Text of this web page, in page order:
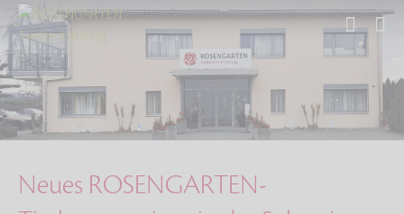
Start
Neues ROSENGARTEN-Tierkrematorium in der Schw…
Neues ROSENGARTEN-